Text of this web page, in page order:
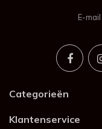
E-mail
Categorieën
Klantenservice